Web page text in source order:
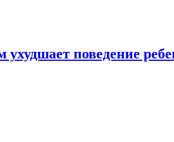
поведение